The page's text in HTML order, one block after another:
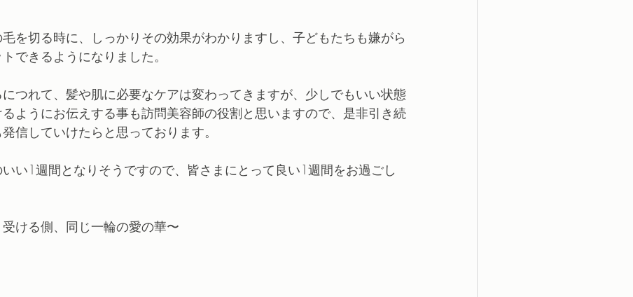
を切る時に、しっかりその効果がわかりますし、子どもたちも嫌がら
できるようになりました。
つれて、髪や肌に必要なケアは変わってきますが、少しでもいい状態
ようにお伝えする事も訪問美容師の役割と思いますので、是非引き続
信していけたらと思っております。
い1週間となりそうですので、皆さまにとって良い1週間をお過ごし
ける側、同じ一輪の愛の華〜